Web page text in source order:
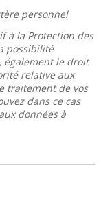
personnel
à la Protection des
possibilité
également le droit
relative aux
traitement de vos
dans ce cas
données à